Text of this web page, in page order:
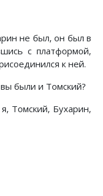
не был, он был в
с платформой,
к ней.
были и Томский?
Томский, Бухарин,